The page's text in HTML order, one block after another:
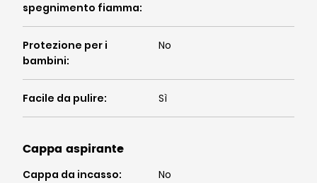
spegnimento fiamma:
Protezione per i
bambini:
No
Facile da pulire: Sì
Cappa aspirante
Cappa da incasso: No